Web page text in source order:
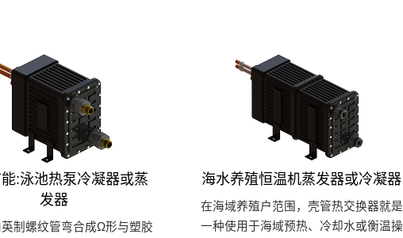
:泳池热泵冷凝器或蒸
发器
制螺纹管弯合成Ω形与塑胶
海水养殖恒温机蒸发器或冷凝器
在海域养殖户范围，壳管热交换器就是
一种使用于海域预热、冷却水或衡温操